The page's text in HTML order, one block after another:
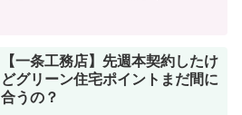
【一条工務店】先週本契約したけ
どグリーン住宅ポイントまだ間に
合うの？